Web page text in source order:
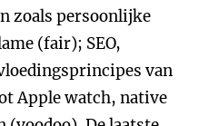
zoals persoonlijke
(fair); SEO,
van
Apple watch, native